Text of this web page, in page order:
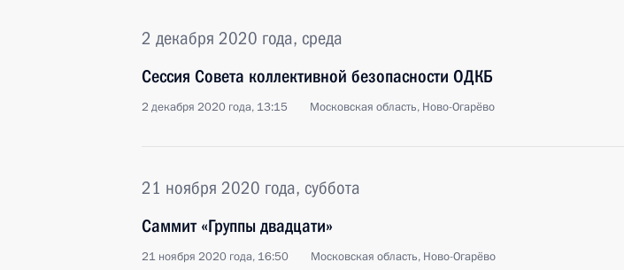
2 декабря 2020 года, среда
Сессия Совета коллективной безопасности ОДКБ
2 декабря 2020 года, 13:15 Московская область, Ново-Огарёво
21 ноября 2020 года, суббота
Саммит «Группы двадцати»
21 ноября 2020 года, 16:50 Московская область, Ново-Огарёво